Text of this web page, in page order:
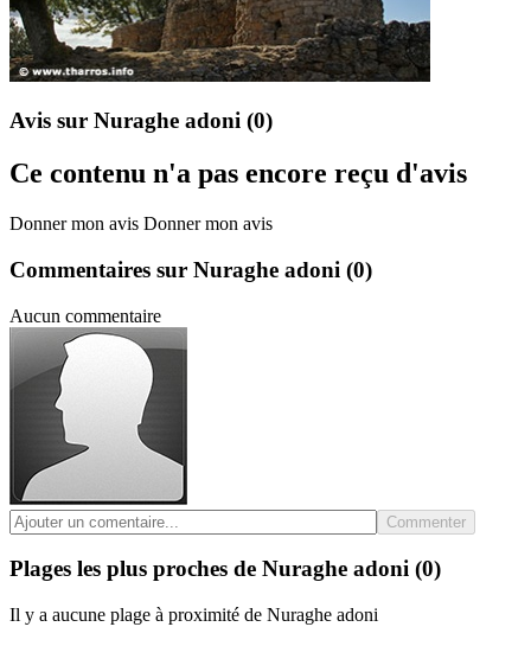
Avis sur Nuraghe adoni (0)
Ce contenu n'a pas encore reçu d'avis
Donner mon avis Donner mon avis
Commentaires sur Nuraghe adoni (0)
Aucun commentaire
Commenter
Plages les plus proches de Nuraghe adoni (0)
Il y a aucune plage à proximité de Nuraghe adoni